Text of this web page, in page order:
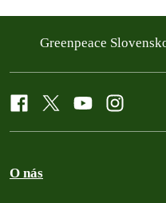
Greenpeace
O nás